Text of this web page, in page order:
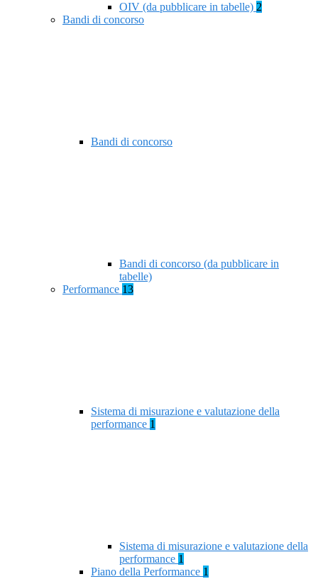
OIV (da pubblicare in tabelle) 2
Bandi di concorso
Bandi di concorso
Bandi di concorso (da pubblicare in
tabelle)
Performance 13
Sistema di misurazione e valutazione della
performance 1
Sistema di misurazione e valutazione della
performance 1
Piano della Performance 1